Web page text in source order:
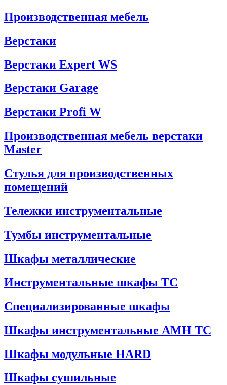
Производственная мебель
Верстаки
Верстаки Expert WS
Верстаки Garage
Верстаки Profi W
Производственная мебель верстаки
Master
Стулья для производственных
помещений
Тележки инструментальные
Тумбы инструментальные
Шкафы металлические
Инструментальные шкафы ТС
Специализированные шкафы
Шкафы инструментальные АМН ТС
Шкафы модульные HARD
Шкафы сушильные